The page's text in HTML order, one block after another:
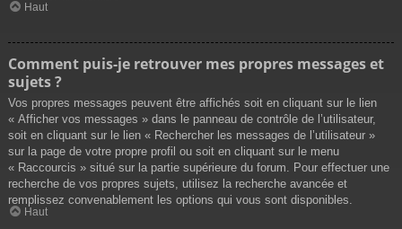
Haut
Comment puis-je retrouver mes propres messages et
sujets ?
Vos propres messages peuvent être affichés soit en cliquant sur le lien
« Afficher vos messages » dans le panneau de contrôle de l’utilisateur,
soit en cliquant sur le lien « Rechercher les messages de l’utilisateur »
sur la page de votre propre profil ou soit en cliquant sur le menu
« Raccourcis » situé sur la partie supérieure du forum. Pour effectuer une
recherche de vos propres sujets, utilisez la recherche avancée et
remplissez convenablement les options qui vous sont disponibles.
Haut